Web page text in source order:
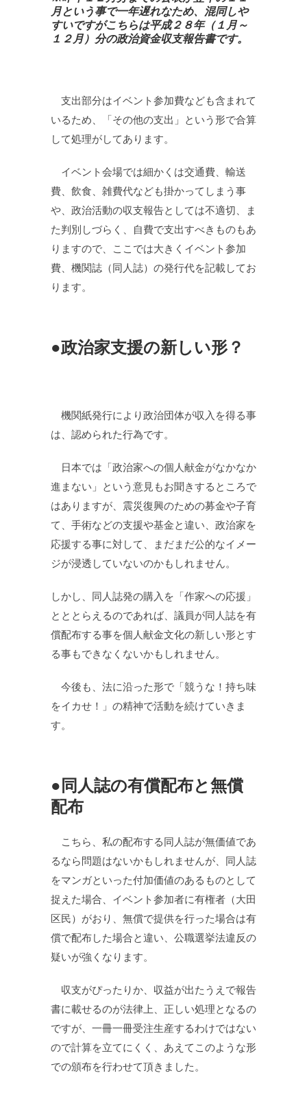
月という事で一年遅れなため、混同しや
すいですがこちらは平成２８年（１月～
１２月）分の政治資金収支報告書です。
支出部分はイベント参加費なども含まれて
いるため、「その他の支出」という形で合算
して処理がしてあります。
イベント会場では細かくは交通費、輸送
費、飲食、雑費代なども掛かってしまう事
や、政治活動の収支報告としては不適切、ま
た判別しづらく、自費で支出すべきものもあ
りますので、ここでは大きくイベント参加
費、機関誌（同人誌）の発行代を記載してお
ります。
●政治家支援の新しい形？
機関紙発行により政治団体が収入を得る事
は、認められた行為です。
日本では「政治家への個人献金がなかなか
進まない」という意見もお聞きするところで
はありますが、震災復興のための募金や子育
て、手術などの支援や基金と違い、政治家を
応援する事に対して、まだまだ公的なイメー
ジが浸透していないのかもしれません。
しかし、同人誌発の購入を「作家への応援」
とととらえるのであれば、議員が同人誌を有
償配布する事を個人献金文化の新しい形とす
る事もできなくないかもしれません。
今後も、法に沿った形で「競うな！持ち味
をイカせ！」の精神で活動を続けていきま
す。
●同人誌の有償配布と無償
配布
こちら、私の配布する同人誌が無価値であ
るなら問題はないかもしれませんが、同人誌
をマンガといった付加価値のあるものとして
捉えた場合、イベント参加者に有権者（大田
区民）がおり、無償で提供を行った場合は有
償で配布した場合と違い、公職選挙法違反の
疑いが強くなります。
収支がぴったりか、収益が出たうえで報告
書に載せるのが法律上、正しい処理となるの
ですが、一冊一冊受注生産するわけではない
ので計算を立てにくく、あえてこのような形
での頒布を行わせて頂きました。